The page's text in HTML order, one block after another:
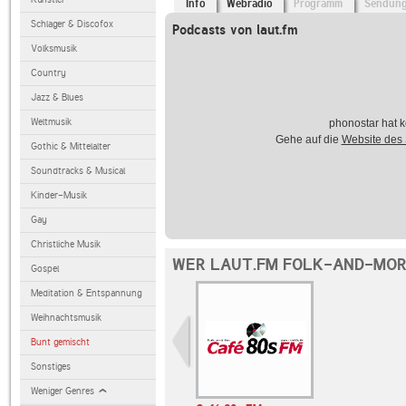
Schlager & Discofox
Volksmusik
Country
Jazz & Blues
Weltmusik
Gothic & Mittelalter
Soundtracks & Musical
Kinder-Musik
Gay
Christliche Musik
Gospel
Meditation & Entspannung
Weihnachtsmusik
Bunt gemischt
Sonstiges
Weniger Genres
Info Webradio Programm
Podcasts von laut.fm
phonostar hat
Gehe auf die Website des
WER LAUT.FM FOLK-AND-